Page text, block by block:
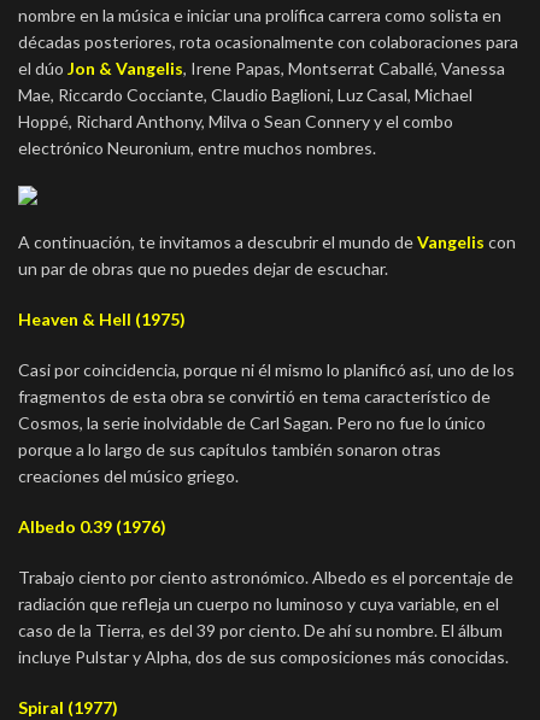
nombre en la música e iniciar una prolífica carrera como solista en
décadas posteriores, rota ocasionalmente con colaboraciones para
el dúo Jon & Vangelis, Irene Papas, Montserrat Caballé, Vanessa
Mae, Riccardo Cocciante, Claudio Baglioni, Luz Casal, Michael
Hoppé, Richard Anthony, Milva o Sean Connery y el combo
electrónico Neuronium, entre muchos nombres.
A continuación, te invitamos a descubrir el mundo deVangelis con
un par de obras que no puedes dejar de escuchar.
Heaven & Hell (1975)
Casi por coincidencia, porque ni él mismo lo planificó así, uno de los
fragmentos de esta obra se convirtió en tema característico de
Cosmos, la serie inolvidable de Carl Sagan. Pero no fue lo único
porque a lo largo de sus capítulos también sonaron otras
creaciones del músico griego.
Albedo 0.39 (1976)
Trabajo ciento por ciento astronómico. Albedo es el porcentaje de
radiación que refleja un cuerpo no luminoso y cuya variable, en el
caso de la Tierra, es del 39 por ciento. De ahí su nombre. El álbum
incluye Pulstar y Alpha, dos de sus composiciones más conocidas.
Spiral (1977)